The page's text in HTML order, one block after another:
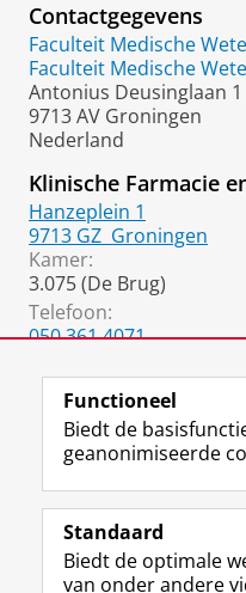
Contactgegevens
Faculteit Medische
Faculteit Medische
Antonius Deusinglaan 1
9713 AV Groningen
Nederland
Klinische Farmacie
Hanzeplein 1
9713 GZ Groningen
Kamer:
3.075 (De Brug)
Telefoon:
050 361 4071
Volg de RUG
Studiekiezers
Functioneel
Biedt de
geanonimiseerde
Standaard
Biedt de optimale
van onder andere